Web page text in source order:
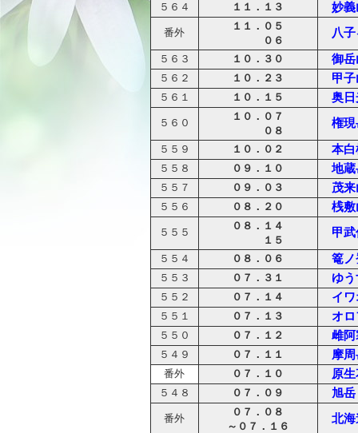
５６４ １１．１３ 妙義
番外
１１．０５
０６
八
５６３ １０．３０ 御岳
５６２ １０．２３ 甲子
５６１ １０．１５ 奥日
５６０
１０．０７
０８
権現
５５９ １０．０２ 本白
５５８ ０９．１０ 地蔵
５５７ ０９．０３ 茂来
５５６ ０８．２０ 桟敷
５５５
０８．１４
１５
甲
５５４ ０８．０６ 篭ノ
５５３ ０７．３１ ゆ
５５２ ０７．１４ イ
５５１ ０７．１３ オロ
５５０ ０７．１２ 雌阿
５４９ ０７．１１ 摩
番外 ０７．１０ 原
５４８ ０７．０９ 旭岳
番外
０７．０８
～０７．１６
北海